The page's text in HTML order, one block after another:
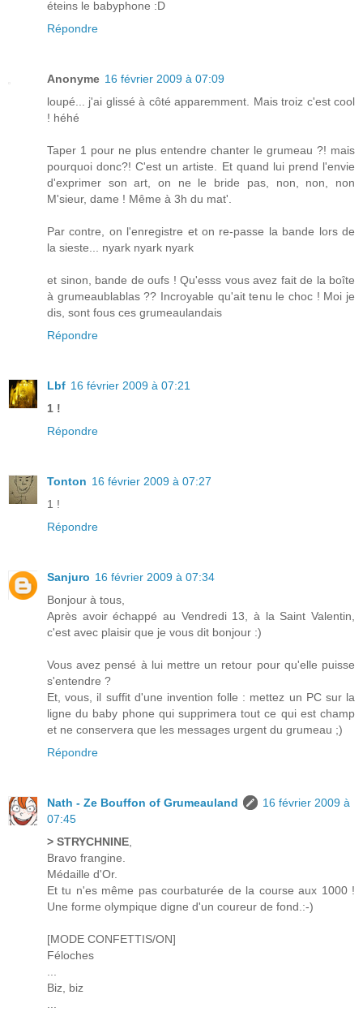
éteins le babyphone :D
Répondre
Anonyme 16 février 2009 à 07:09
loupé... j'ai glissé à côté apparemment. Mais troiz c'est cool
! héhé
Taper 1 pour ne plus entendre chanter le grumeau ?! mais
pourquoi donc?! C'est un artiste. Et quand lui prend l'envie
d'exprimer son art, on ne le bride pas, non, non, non
M'sieur, dame ! Même à 3h du mat'.
Par contre, on l'enregistre et on re-passe la bande lors de
la sieste... nyark nyark nyark
et sinon, bande de oufs ! Qu'esss vous avez fait de la boîte
à grumeaublablas ?? Incroyable qu'ait tenu le choc ! Moi je
dis, sont fous ces grumeaulandais
Répondre
Lbf 16 février 2009 à 07:21
1 !
Répondre
Tonton 16 février 2009 à 07:27
1 !
Répondre
Sanjuro 16 février 2009 à 07:34
Bonjour à tous,
Après avoir échappé au Vendredi 13, à la Saint Valentin,
c'est avec plaisir que je vous dit bonjour :)
Vous avez pensé à lui mettre un retour pour qu'elle puisse
s'entendre ?
Et, vous, il suffit d'une invention folle : mettez un PC sur la
ligne du baby phone qui supprimera tout ce qui est champ
et ne conservera que les messages urgent du grumeau ;)
Répondre
Nath - Ze Bouffon of Grumeauland
16 février 2009 à
07:45
> STRYCHNINE
Bravo frangine.
Médaille d'Or.
Et tu n'es même pas courbaturée de la course aux 1000 !
Une forme olympique digne d'un coureur de fond.:-)
[MODE CONFETTIS/ON]
Féloches
Biz, biz